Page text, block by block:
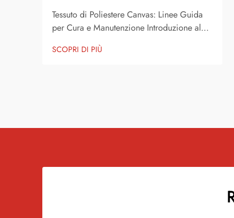
Tessuto di Poliestere Canvas: Linee Guida
per Cura e Manutenzione Introduzione al
Poliestere Canvas è uno dei tessuti più
SCOPRI DI PIÙ